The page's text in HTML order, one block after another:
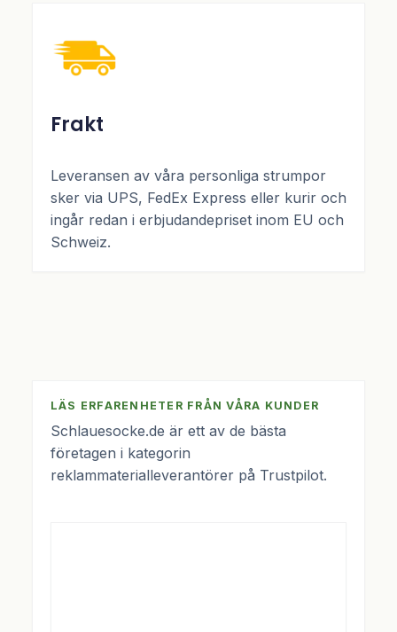
Frakt
Leveransen av våra personliga strumpor
sker via UPS, FedEx Express eller kurir och
ingår redan i erbjudandepriset inom EU och
Schweiz.
LÄS ERFARENHETER FRÅN VÅRA KUNDER
Schlauesocke.de är ett av de bästa
företagen i kategorin
reklammaterialleverantörer på Trustpilot.